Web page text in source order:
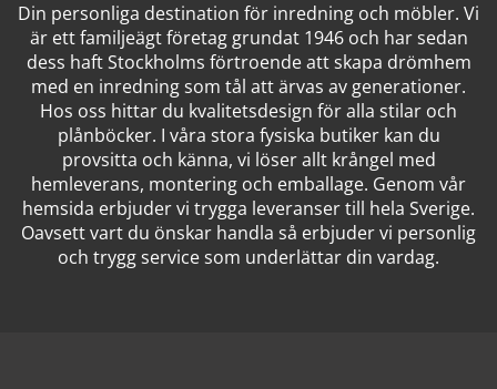
Din personliga destination för inredning och möbler. Vi
är ett familjeägt företag grundat 1946 och har sedan
dess haft Stockholms förtroende att skapa drömhem
med en inredning som tål att ärvas av generationer.
Hos oss hittar du kvalitetsdesign för alla stilar och
plånböcker. I våra stora fysiska butiker kan du
provsitta och känna, vi löser allt krångel med
hemleverans, montering och emballage. Genom vår
hemsida erbjuder vi trygga leveranser till hela Sverige.
Oavsett vart du önskar handla så erbjuder vi personlig
och trygg service som underlättar din vardag.